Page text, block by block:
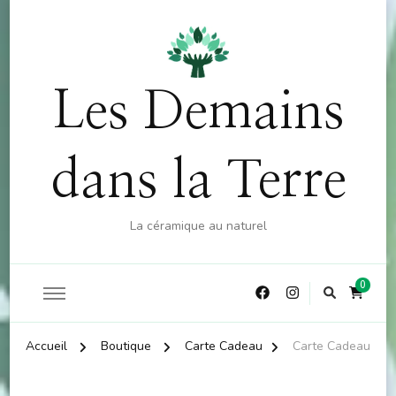
d'achat - CODE : CKDO10
Les Demains
dans la Terre
La céramique au naturel
0
Accueil Boutique Carte Cadeau Carte Cadeau